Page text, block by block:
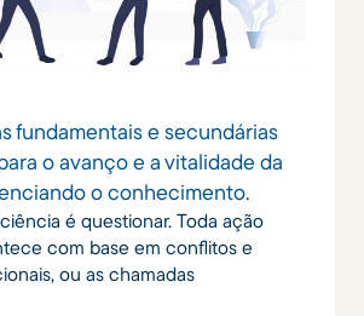
fundamentais e secundárias
o avanço e a vitalidade da
o conhecimento.
é questionar. Toda ação
com base em conflitos e
ou as chamadas